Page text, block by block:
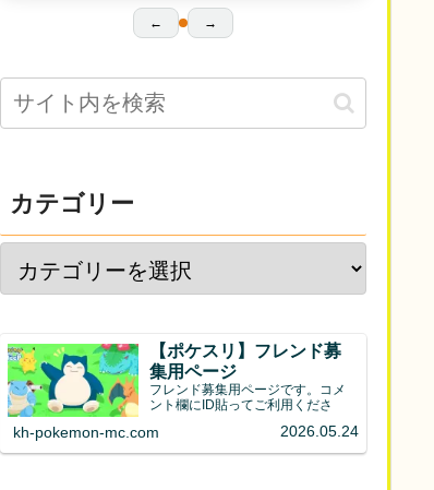
← →
カテゴリー
【ポケスリ】フレンド募
集用ページ
フレンド募集用ページです。コメ
ント欄にID貼ってご利用くださ
kh-pokemon-mc.com 2026.05.24